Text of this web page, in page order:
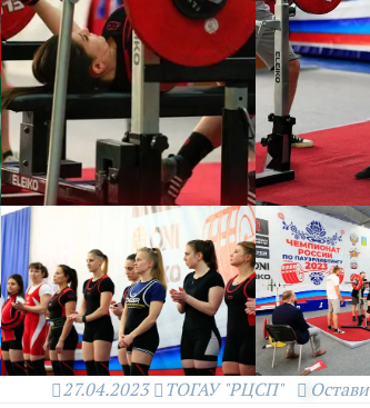
27.04.2023 ТОГАУ "РЦСП"